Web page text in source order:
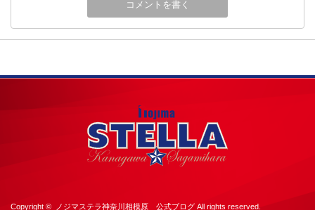
Copyright © ノジマステラ神奈川相模原 公式ブログ All rights reserved.